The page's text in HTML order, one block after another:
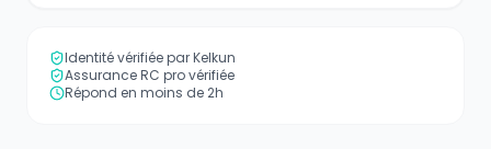
Identité vérifiée par Kelkun
Assurance RC pro vérifiée
Répond en moins de 2h